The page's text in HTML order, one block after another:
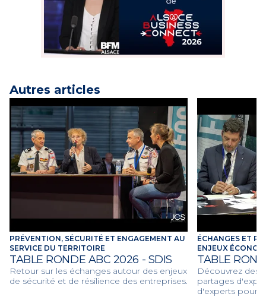
Autres articles
PRÉVENTION, SÉCURITÉ ET ENGAGEMENT AU
SERVICE DU TERRITOIRE
TABLE RONDE ABC 2026 - SDIS
Retour sur les échanges autour des enjeux
de sécurité et de résilience des entreprises.
ÉCHANGES ET
ENJEUX
TABLE
Découvrez des
partages
d'experts pour